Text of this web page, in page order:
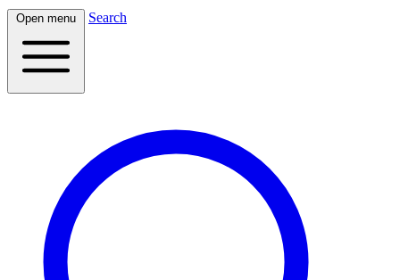
Open menu Search